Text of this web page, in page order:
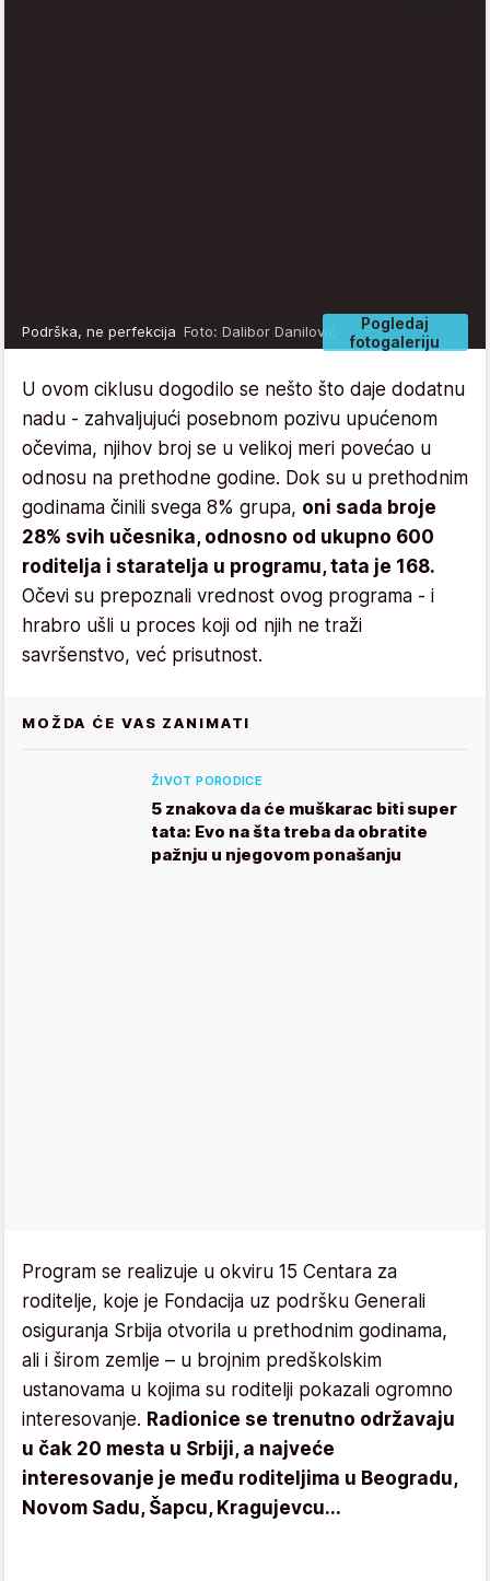
Pogledaj
fotogaleriju
Podrška, ne perfekcija Foto: Dalibor Danilović
U ovom ciklusu dogodilo se nešto što daje dodatnu
nadu - zahvaljujući posebnom pozivu upućenom
očevima, njihov broj se u velikoj meri povećao u
odnosu na prethodne godine. Dok su u prethodnim
godinama činili svega 8% grupa, oni sada broje
28% svih učesnika, odnosno od ukupno 600
roditelja i staratelja u programu, tata je 168.
Očevi su prepoznali vrednost ovog programa - i
hrabro ušli u proces koji od njih ne traži
savršenstvo, već prisutnost.
MOŽDA ĆE VAS ZANIMATI
ŽIVOT PORODICE
5 znakova da će muškarac biti super
tata: Evo na šta treba da obratite
pažnju u njegovom ponašanju
Program se realizuje u okviru 15 Centara za
roditelje, koje je Fondacija uz podršku Generali
osiguranja Srbija otvorila u prethodnim godinama,
ali i širom zemlje – u brojnim predškolskim
ustanovama u kojima su roditelji pokazali ogromno
interesovanje. Radionice se trenutno održavaju
u čak 20 mesta u Srbiji, a najveće
interesovanje je među roditeljima u Beogradu,
Novom Sadu, Šapcu, Kragujevcu...